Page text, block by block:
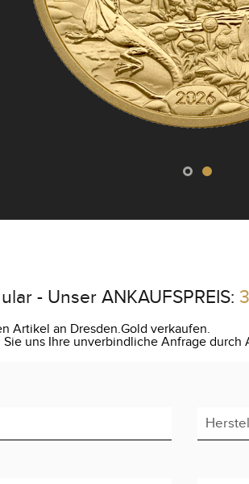
- Unser ANKAUFSPREIS:
Artikel an Dresden.Gold verkaufen.
uns Ihre unverbindliche Anfrage durch